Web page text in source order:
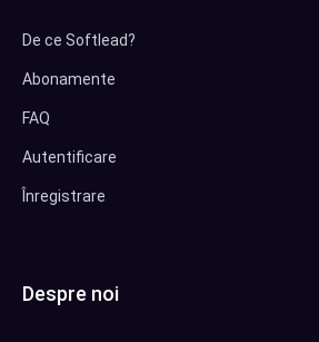
De ce Softlead?
Abonamente
FAQ
Autentificare
Înregistrare
Despre noi